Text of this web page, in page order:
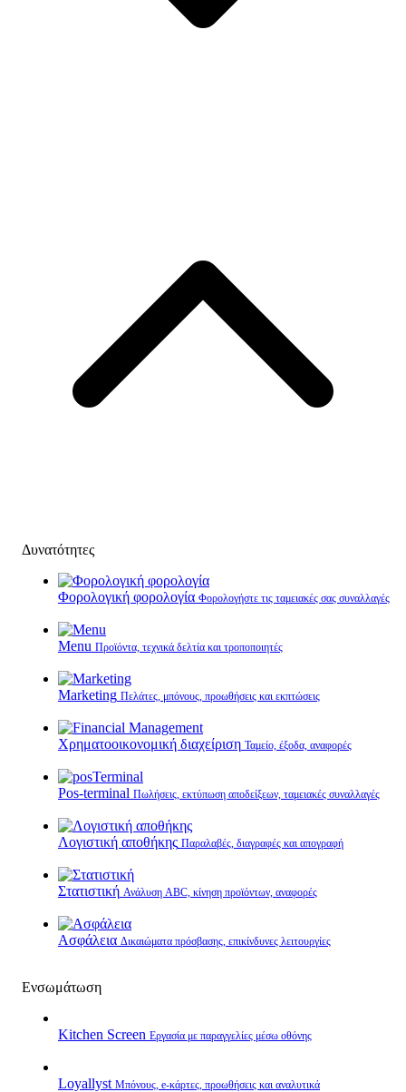
Δυνατότητες
Φορολογική φορολογία Φορολογήστε τις ταμειακές σας συναλλαγές
Menu Προϊόντα, τεχνικά δελτία και τροποποιητές
Marketing Πελάτες, μπόνους, προωθήσεις και εκπτώσεις
Χρηματοοικονομική διαχείριση Ταμείο, έξοδα, αναφορές
Pos-terminal Πωλήσεις, εκτύπωση αποδείξεων, ταμειακές συναλλαγές
Λογιστική αποθήκης Παραλαβές, διαγραφές και απογραφή
Στατιστική Ανάλυση ABC, κίνηση προϊόντων, αναφορές
Ασφάλεια Δικαιώματα πρόσβασης, επικίνδυνες λειτουργίες
Ενσωμάτωση
Kitchen Screen Εργασία με παραγγελίες μέσω οθόνης
Loyallyst Μπόνους, e‑κάρτες, προωθήσεις και αναλυτικά